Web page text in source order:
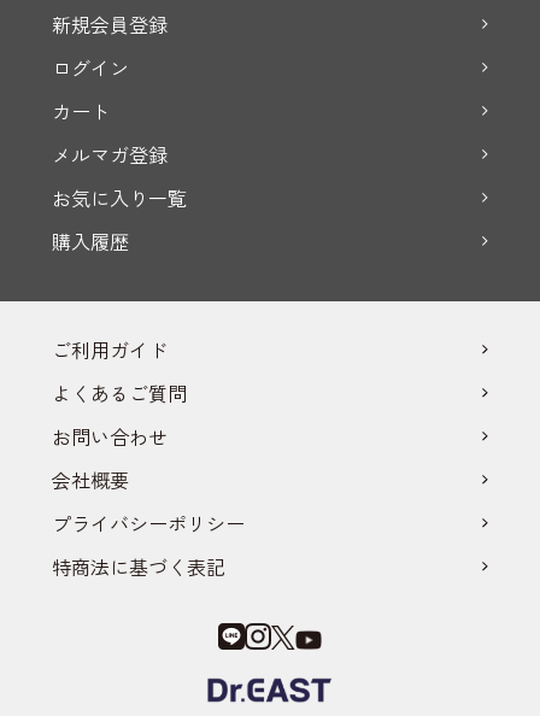
新規会員登録
ログイン
カート
メルマガ登録
お気に入り一覧
購入履歴
ご利用ガイド
よくあるご質問
お問い合わせ
会社概要
プライバシーポリシー
特商法に基づく表記